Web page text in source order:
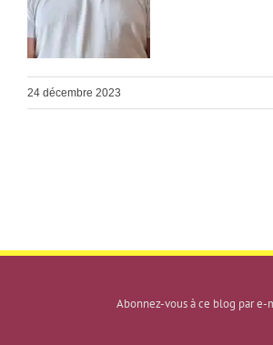
24 décembre 2023
Abonnez-vous à ce blog par e-